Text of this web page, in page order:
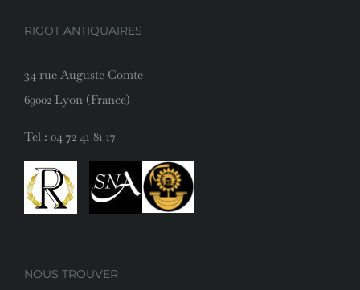
RIGOT ANTIQUAIRES
34 rue Auguste Comte
69002 Lyon (France)
Tel : 04 72 41 81 17
NOUS TROUVER